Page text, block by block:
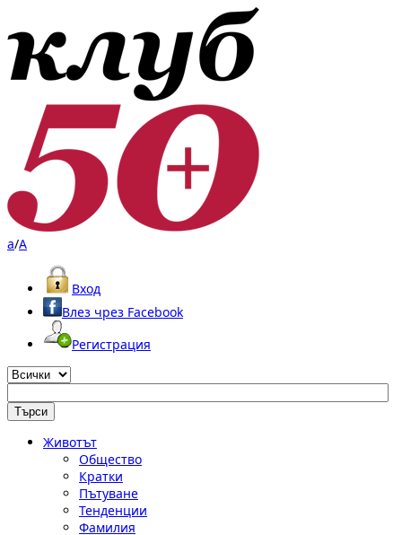
a/A
Вход
Влез чрез Facebook
Регистрация
Животът
Общество
Кратки
Пътуване
Тенденции
Фамилия